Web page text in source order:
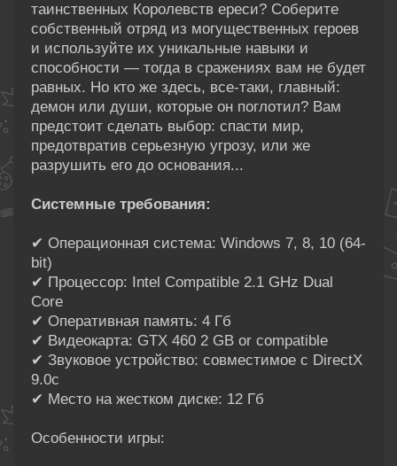
таинственных Королевств ереси? Соберите
собственный отряд из могущественных героев
и используйте их уникальные навыки и
способности — тогда в сражениях вам не будет
равных. Но кто же здесь, все-таки, главный:
демон или души, которые он поглотил? Вам
предстоит сделать выбор: спасти мир,
предотвратив серьезную угрозу, или же
разрушить его до основания...
Системные требования:
✔ Операционная система: Windows 7, 8, 10 (64-
bit)
✔ Процессор: Intel Compatible 2.1 GHz Dual
Core
✔ Оперативная память: 4 Гб
✔ Видеокарта: GTX 460 2 GB or compatible
✔ Звуковое устройство: совместимое с DirectX
9.0с
✔ Место на жестком диске: 12 Гб
Особенности игры: